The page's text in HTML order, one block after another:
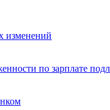
изменений
по зарплате